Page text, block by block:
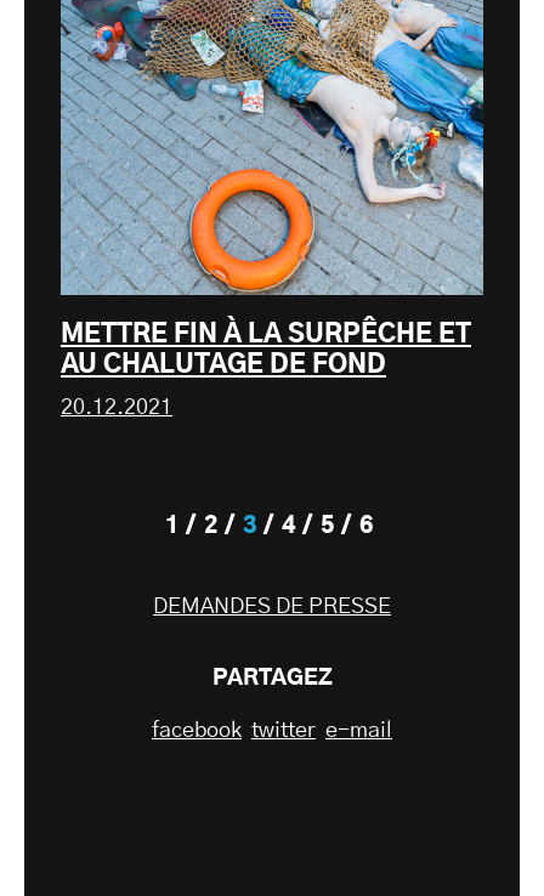
METTRE FIN À LA SURPÊCHE ET
AU CHALUTAGE DE FOND
20.12.2021
1 2 3 4 5 6
DEMANDES DE PRESSE
PARTAGEZ
facebook twitter e-mail